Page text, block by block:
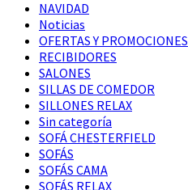
NAVIDAD
Noticias
OFERTAS Y PROMOCIONES
RECIBIDORES
SALONES
SILLAS DE COMEDOR
SILLONES RELAX
Sin categoría
SOFÁ CHESTERFIELD
SOFÁS
SOFÁS CAMA
SOFÁS RELAX